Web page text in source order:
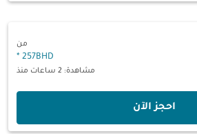
من
257BHD
*
مشاهدة: 2 ساعات منذ
‫احجز الآن‬